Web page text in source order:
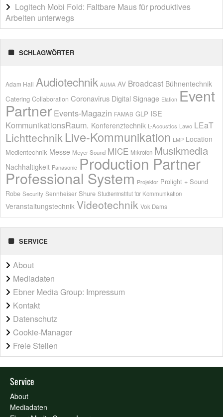
Logitech Mobi Fold: Faltbare Maus für produktives
Arbeiten unterwegs
SCHLAGWÖRTER
Adam Hall Audiotechnik AUMA AV Broadcast Bühnentechnik
Catering Collaboration Coronavirus Digital Signage Elation Event
Partner Events-Magazin FAMAB GLP ISE
KommunikationsRaum. Konferenztechnik L-Acoustics Lawo LEaT
Lichttechnik Live-Kommunikation LMP Location
Medientechnik Messe Meyer Sound MICE Mikrofon Musikmedia
Nachhaltigkeit Panasonic Production Partner
Professional System Projektor Prolight + Sound
Robe Security Sennheiser Shure Studieninstitut für Kommunikation
Veranstaltungstechnik Videotechnik Vok Dams
SERVICE
About
Mediadaten
Ebner Media Group: Impressum
Kontakt
Datenschutz
Cookie-Manager
Freie Stellen
Service
About
Mediadaten